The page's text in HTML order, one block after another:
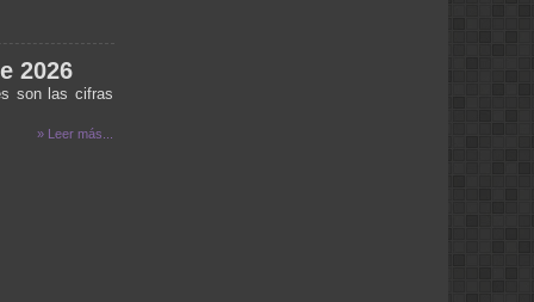
2026
son las cifras
» Leer más...